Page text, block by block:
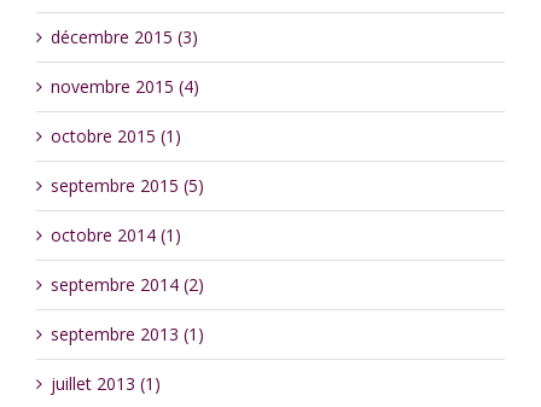
décembre 2015 (3)
novembre 2015 (4)
octobre 2015 (1)
septembre 2015 (5)
octobre 2014 (1)
septembre 2014 (2)
septembre 2013 (1)
juillet 2013 (1)